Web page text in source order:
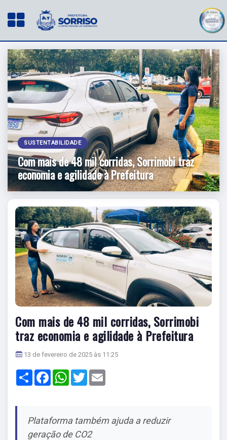
SUSTENTABILIDADE
Com mais de 48 mil corridas, Sorrimobi traz
economia e agilidade à Prefeitura
Com mais de 48 mil corridas, Sorrimobi
traz economia e agilidade à Prefeitura
13 de fevereiro de 2025 às 11:25
Share FacebookWhatsApp
Twitter
Plataforma também ajuda a reduzir
geração de CO2